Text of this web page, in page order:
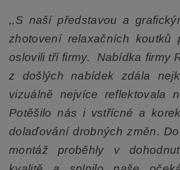
,,S naší představou a
zhotovení relaxačních koutků
oslovili tří firmy. Nabídka firmy
z došlých nabídek zdála
vizuálně nejvíce reflektovala
Potěšilo nás i vstřícné a
dolaďování drobných změn.
montáž proběhly v